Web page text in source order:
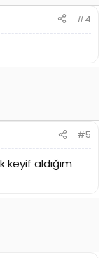
#4
#5
keyif aldığım